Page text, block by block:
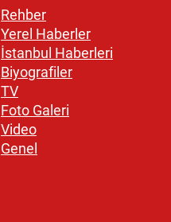
Rehber
Yerel Haberler
İstanbul Haberleri
Biyografiler
TV
Foto Galeri
Video
Genel